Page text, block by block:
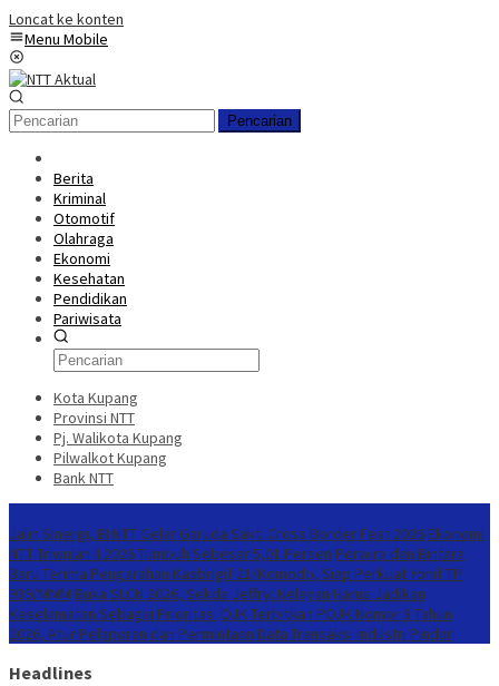
Loncat ke konten
Menu Mobile
Pencarian
Berita
Kriminal
Otomotif
Olahraga
Ekonomi
Kesehatan
Pendidikan
Pariwisata
Kota Kupang
Provinsi NTT
Pj. Walikota Kupang
Pilwalkot Kupang
Bank NTT
Jalin Sinergi, BI NTT Gelar Garuda Sakti Cross Border Fest 2026 Ekonomi
NTT Triwulan II 2026 Tumbuh Sebesar 5,01 Persen Perwira dan Bintara
Baru Terima Pengarahan Kasbrigif 21/Komodo, Siap Perkuat Yonif TP
939/MMM Buka SLCN 2026, Sekda Jeffry: Nelayan Harus Jadikan
Keselamatan Sebagai Prioritas OJK Terbitkan POJK Nomor 8 Tahun
2026, Atur Pelaporan dan Permintaan Data Transaksi Industri Pindar
Headlines